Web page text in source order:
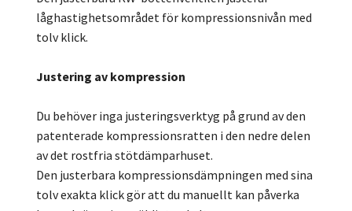
låghastighetsområdet för kompressionsnivån med
tolv klick.
Justering av kompression
Du behöver inga justeringsverktyg på grund av den
patenterade kompressionsratten i den nedre delen
av det rostfria stötdämparhuset.
Den justerbara kompressionsdämpningen med sina
tolv exakta klick gör att du manuellt kan påverka